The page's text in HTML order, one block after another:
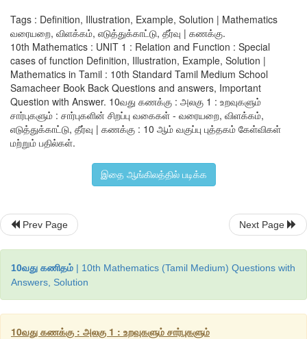
என்ற மூன்று
வரையறுக்கப்படுகிறது.
x = a என்ற கொடுக்கப்பட்ட மதிப்பிற்கு a-இருக்கும்
கண்டுபிடித்து, அந்த இடைவெளியில்
a ) -ஐக் காண வேண்டும்.
(i) x = 4 ஆனது மூன்றாவது இடைவெளியில் உள்ளதை நாம்
− 2; f (4) = 3(4) – 2 = 10
எனவே, f (x) = x
f(1) - ன் மதிப்பைக் காண, x = 1 ஆனது இரண்டாவது
ஆகையினால், f (x) = x – 2 -லிருந்து, f (1) = 1 – 2 = −1
எனவே, (4) + 2f (1) = 10 + 2(−1) = 8
Tags : Definition, Illustration, Example, Solution | Mathematics
வரையறை, விளக்கம், எடுத்துக்காட்டு, தீர்வு | கணக்கு.
10th Mathematics : UNIT 1 : Relation and Function : Special
cases of function Definition, Illustration, Example, Solution |
Mathematics in Tamil : 10th Standard Tamil Medium School
Samacheer Book Back Questions and answers, Important
Question with Answer. 10வது கணக்கு : அலகு 1 : உறவுகளும்
சார்புகளும் : சார்புகளின் சிறப்பு வகைகள் - வரையறை, விளக்கம்,
எடுத்துக்காட்டு, தீர்வு | கணக்கு : 10 ஆம் வகுப்பு புத்தகம் கேள்விகள்
மற்றும் பதில்கள்.
இதை ஆங்கிலத்தில் படிக்க
Prev Page Next Page
10வது கணிதம் | 10th Mathematics (Tamil Medium) Questions with
Answers, Solution
10வது கணக்கு : அலகு 1 : உறவுகளும் சார்புகளும்